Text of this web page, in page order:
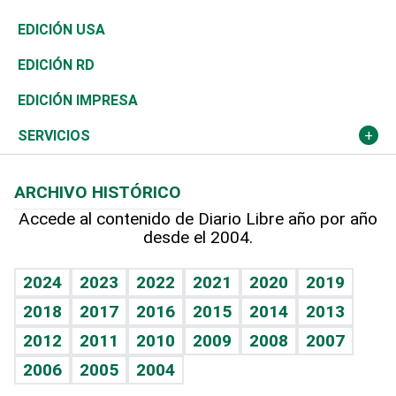
Reportajes
África
Ocenanía
Caribe
Resto del mundo
Vivienda
Telecom.
Global y variable
Economía personal
Buena Vida
Sociales
Novedades
Podcast Arte Libre
Hablando con el pediatra
Vida y familia
Eñe
Celebrando la vida
Sin complejos
Ciclismo
Tenis
Olimpismo
Más deportes
Línea de hit
TBT Deportivo
En Directo
El Espía
Noticiero Poteleche
Columnistas
Tecnología
Historia
Martes de tecnología
Cambio climático
Economía
Revista
Deportes
Opinión
Hecho en casa
Guía del dinero
EDICIÓN USA
EDICIÓN RD
EDICIÓN IMPRESA
SERVICIOS
Cumpleaños
Horóscopos
Crucigramas
ARCHIVO HISTÓRICO
Accede al contenido de Diario Libre año por año
desde el 2004.
2024 2023 2022 2021 2020
2019
2018
2017 2016 2015 2014
2013
2012
2011 2010 2009 2008
2007
2006
2005 2004